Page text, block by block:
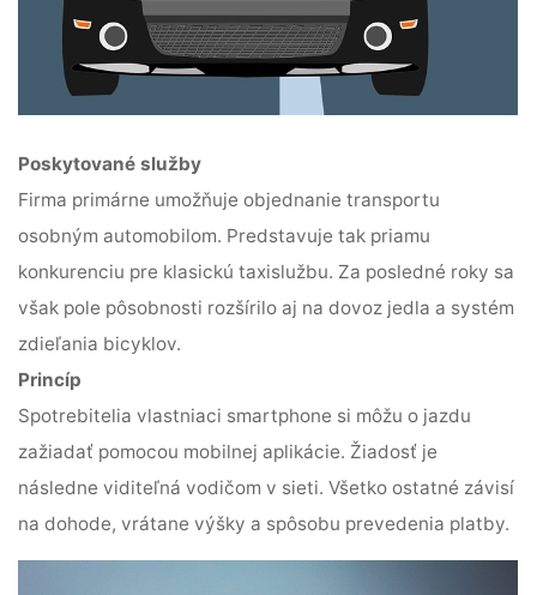
Poskytované služby
Firma primárne umožňuje objednanie transportu
osobným automobilom. Predstavuje tak priamu
konkurenciu pre klasickú taxislužbu. Za posledné roky sa
však pole pôsobnosti rozšírilo aj na dovoz jedla a systém
zdieľania bicyklov.
Princíp
Spotrebitelia vlastniaci smartphone si môžu o jazdu
zažiadať pomocou mobilnej aplikácie. Žiadosť je
následne viditeľná vodičom v sieti. Všetko ostatné závisí
na dohode, vrátane výšky a spôsobu prevedenia platby.